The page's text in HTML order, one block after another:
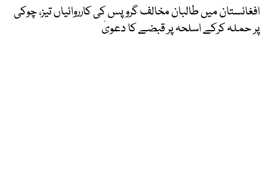
افغانستان میں طالبان مخالف گروپس کی کارروائیاں تیز، چوکی
پر حملہ کرکے اسلحہ پر قبضے کا دعویٰ